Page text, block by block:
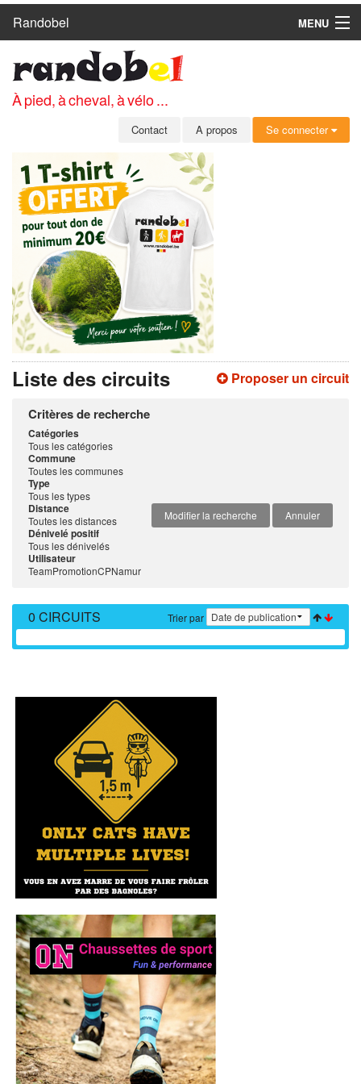
Randobel
MENU
CIRCUITS
CLUBS
MEMBRES
SE CONNECTER
INSCRIPTION GRATUITE
MOT DE PASSE OUBLIÉ
À pied, à cheval, à vélo ...
Contact A propos Se connecter
Proposer un circuit
Liste des circuits
Critères de recherche
Catégories
Tous les catégories
Commune
Toutes les communes
Type
Tous les types
Modifier la recherche
Annuler
Distance
Toutes les distances
Dénivelé positif
Tous les dénivelés
Utilisateur
TeamPromotionCPNamur
Trier par
0 CIRCUITS